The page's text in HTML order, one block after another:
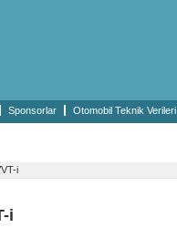
Sponsorlar Otomobil Teknik Verileri
i
i